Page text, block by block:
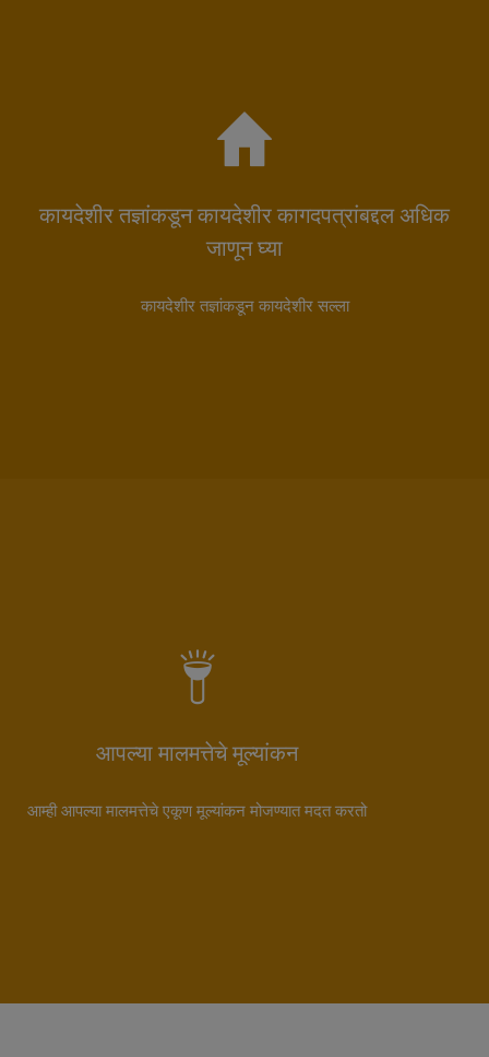
कायदेशीर तज्ञांकडून कायदेशीर कागदपत्रांबद्दल अधिक
जाणून घ्या
कायदेशीर तज्ञांकडून कायदेशीर सल्ला
आपल्या मालमत्तेचे मूल्यांकन
आम्ही आपल्या मालमत्तेचे एकूण मूल्यांकन मोजण्यात मदत करतो